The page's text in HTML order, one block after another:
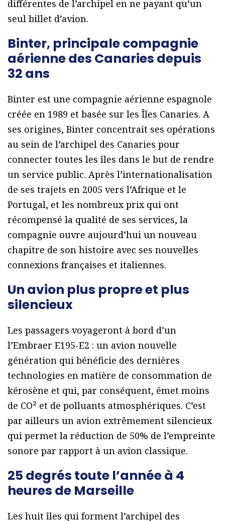
différentes de l’archipel en ne payant qu’un
seul billet d’avion.
Binter, principale compagnie
aérienne des Canaries depuis
32 ans
Binter est une compagnie aérienne espagnole
créée en 1989 et basée sur les Îles Canaries. A
ses origines, Binter concentrait ses opérations
au sein de l’archipel des Canaries pour
connecter toutes les îles dans le but de rendre
un service public. Après l’internationalisation
de ses trajets en 2005 vers l’Afrique et le
Portugal, et les nombreux prix qui ont
récompensé la qualité de ses services, la
compagnie ouvre aujourd’hui un nouveau
chapitre de son histoire avec ses nouvelles
connexions françaises et italiennes.
Un avion plus propre et plus
silencieux
Les passagers voyageront à bord d’un
l’Embraer E195-E2 : un avion nouvelle
génération qui bénéficie des dernières
technologies en matière de consommation de
kérosène et qui, par conséquent, émet moins
de CO² et de polluants atmosphériques. C’est
par ailleurs un avion extrêmement silencieux
qui permet la réduction de 50% de l’empreinte
sonore par rapport à un avion classique.
25 degrés toute l’année à 4
heures de Marseille
Les huit îles qui forment l’archipel des